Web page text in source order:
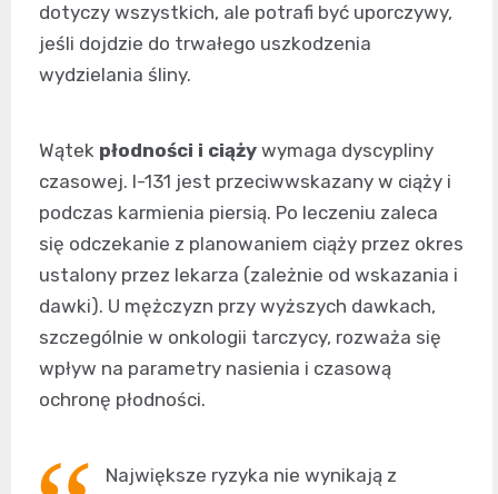
dotyczy wszystkich, ale potrafi być uporczywy,
jeśli dojdzie do trwałego uszkodzenia
wydzielania śliny.
Wątek płodności i ciąży wymaga dyscypliny
czasowej. I-131 jest przeciwwskazany w ciąży i
podczas karmienia piersią. Po leczeniu zaleca
się odczekanie z planowaniem ciąży przez okres
ustalony przez lekarza (zależnie od wskazania i
dawki). U mężczyzn przy wyższych dawkach,
szczególnie w onkologii tarczycy, rozważa się
wpływ na parametry nasienia i czasową
ochronę płodności.
Największe ryzyka nie wynikają z